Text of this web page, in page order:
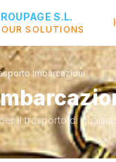
S.L.
SOLUTIONS
Imbarcazioni
il trasporto di